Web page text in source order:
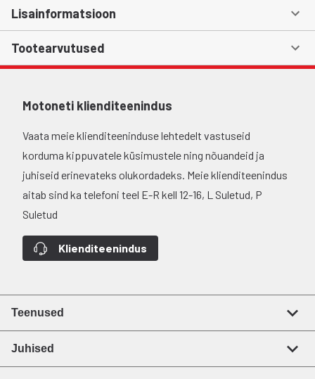
Lisainformatsioon
Tootearvutused
Motoneti klienditeenindus
Vaata meie klienditeeninduse lehtedelt vastuseid
korduma kippuvatele küsimustele ning nõuandeid ja
juhiseid erinevateks olukordadeks. Meie klienditeenindus
aitab sind ka telefoni teel E-R kell 12-16, L Suletud, P
Suletud
Klienditeenindus
Teenused
Juhised